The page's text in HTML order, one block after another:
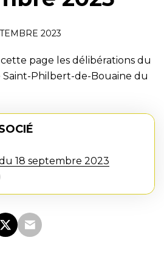
2023
page les délibérations du
Saint-Philbert-de-Bouaine du
18 septembre 2023